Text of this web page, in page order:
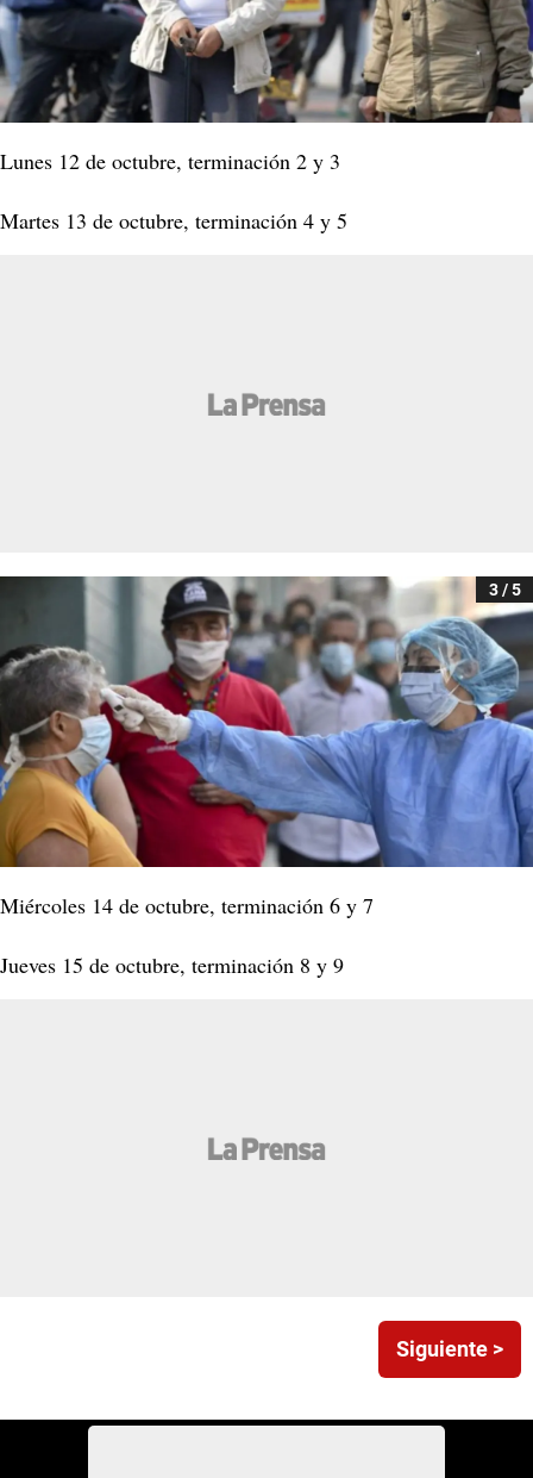
Lunes 12 de octubre, terminación 2 y 3
Martes 13 de octubre, terminación 4 y 5
3 / 5
Miércoles 14 de octubre, terminación 6 y 7
Jueves 15 de octubre, terminación 8 y 9
Siguiente >